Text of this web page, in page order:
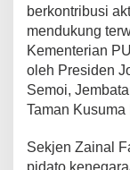
berkontribusi
mendukung
Kementerian
oleh Presiden
Semoi,
Taman
Sekjen Zainal
pidato